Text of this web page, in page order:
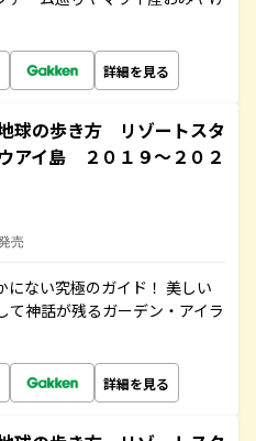
詳細を見る
球の歩き方 リゾートスタ
アイ島 ２０１９～２０２
売
にない究極のガイド！ 美しい
神話が残るガーデン・アイラ
詳細を見る